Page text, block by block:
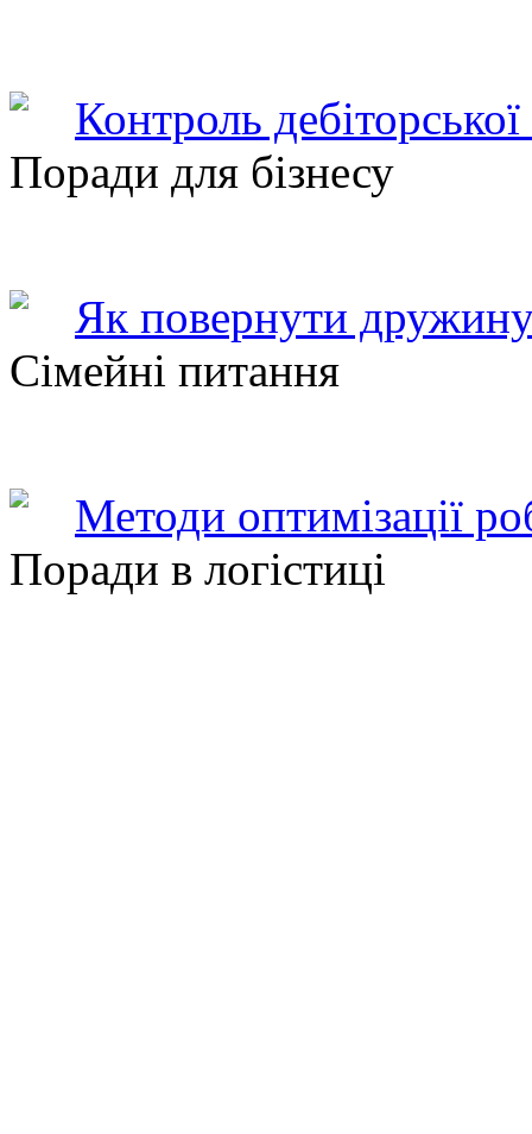
Контроль
Поради для бізнесу
Як повернути
Сімейні питання
Методи оптимізації
Поради в логістиці